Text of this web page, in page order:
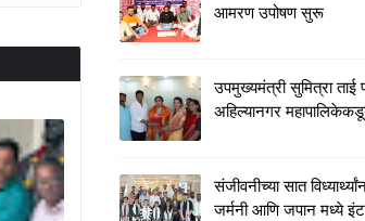
आमरण उपोषण सुरू
उपमुख्यमंत्री सुमित्रा ताई
अहिल्यानगर
संजीवनीच्या सात
जर्मनी आणि जपान मध्ये